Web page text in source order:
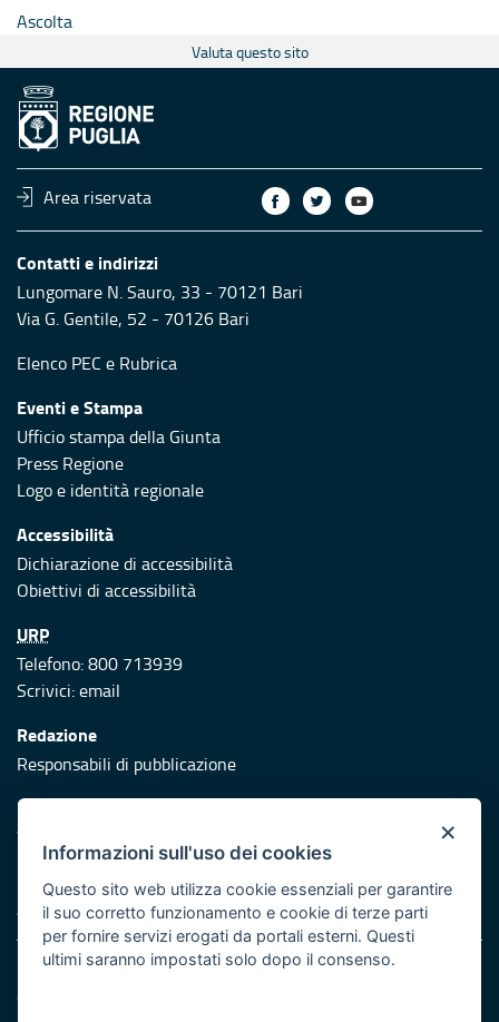
Ascolta
Valuta questo sito
Area riservata
Contatti e indirizzi
Lungomare N. Sauro, 33 - 70121 Bari
Via G. Gentile, 52 - 70126 Bari
Elenco PEC e Rubrica
Eventi e Stampa
Ufficio stampa della Giunta
Press Regione
Logo e identità regionale
Accessibilità
Dichiarazione di accessibilità
Obiettivi di accessibilità
URP
Telefono: 800 713939
Scrivici:email
Redazione
Responsabili di pubblicazione
Protezione civile
Vai al sito di Protezione Civile Puglia
Iniziativa finanziata con risorse del POR Puglia 2014/2020 -
Asse XI
Note legali
Cookie e privacy
×
Informazioni sull'uso dei cookies
Questo sito web utilizza cookie essenziali per garantire
il suo corretto funzionamento e cookie di terze parti
per fornire servizi erogati da portali esterni. Questi
ultimi saranno impostati solo dopo il consenso.